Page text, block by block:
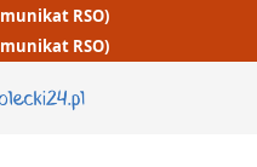
RSO)
RSO)